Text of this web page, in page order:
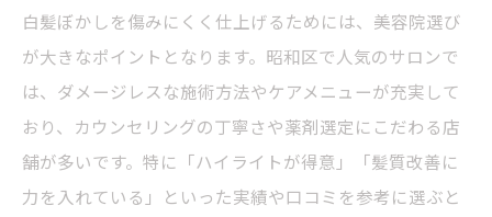
白髪ぼかしを傷みにくく仕上げるためには、美容院選び
が大きなポイントとなります。昭和区で人気のサロンで
は、ダメージレスな施術方法やケアメニューが充実して
おり、カウンセリングの丁寧さや薬剤選定にこだわる店
舗が多いです。特に「ハイライトが得意」「髪質改善に
力を入れている」といった実績や口コミを参考に選ぶと